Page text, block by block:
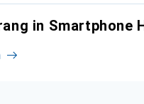
in Smartphone